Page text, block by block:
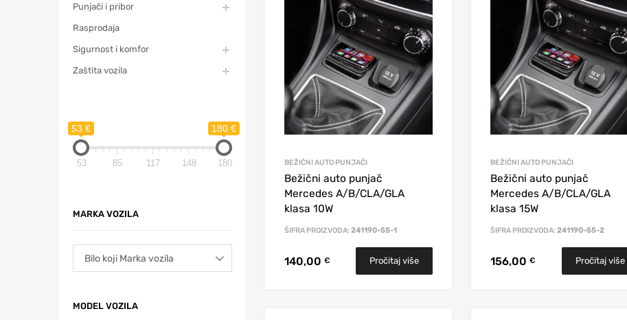
BEŽIČNI AUTO PUNJAČI
Bežični auto punjač
Mercedes A/B/CLA/GLA
klasa 10W
ŠIFRA PROIZVODA: 241190-55-1
140,00 € Pročitaj više
BEŽIČNI AUTO PUNJAČI
Bežični auto punjač
Mercedes A/B/CLA/GLA
klasa 15W
ŠIFRA PROIZVODA: 241190-55-2
156,00 € Pročitaj više
Punjači i pribor
Rasprodaja
Sigurnost i komfor
Zaštita vozila
53 € 180 €
53 85 117 148 180
MARKA VOZILA
MODEL VOZILA